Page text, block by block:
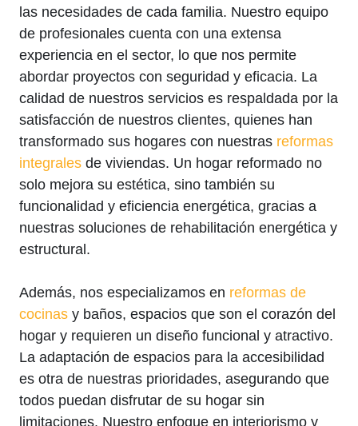
las necesidades de cada familia. Nuestro equipo
de profesionales cuenta con una extensa
experiencia en el sector, lo que nos permite
abordar proyectos con seguridad y eficacia. La
calidad de nuestros servicios es respaldada por la
satisfacción de nuestros clientes, quienes han
transformado sus hogares con nuestras reformas
integrales de viviendas. Un hogar reformado no
solo mejora su estética, sino también su
funcionalidad y eficiencia energética, gracias a
nuestras soluciones de rehabilitación energética y
estructural.
Además, nos especializamos en reformas de
cocinas y baños, espacios que son el corazón del
hogar y requieren un diseño funcional y atractivo.
La adaptación de espacios para la accesibilidad
es otra de nuestras prioridades, asegurando que
todos puedan disfrutar de su hogar sin
limitaciones. Nuestro enfoque en interiorismo y